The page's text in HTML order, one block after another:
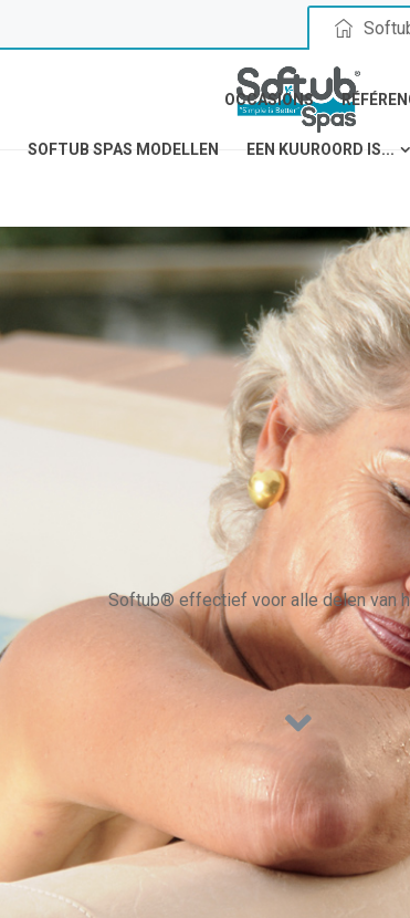
OCCASIONS
SOFTUB SPAS MODELLEN EEN KUUROORD IS...
Softub® effectief voor alle delen van